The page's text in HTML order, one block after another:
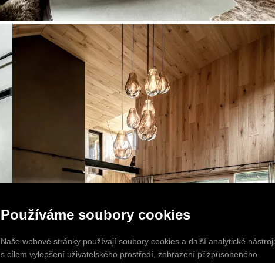
Používáme soubory cookies
Naše webové stránky používají soubory cookies a další analytické
s cílem vylepšení uživatelského prostředí, zobrazení přizpůsobeného